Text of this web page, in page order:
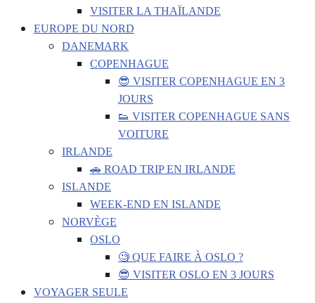
VISITER LA THAÏLANDE
EUROPE DU NORD
DANEMARK
COPENHAGUE
😎 VISITER COPENHAGUE EN 3
JOURS
👟 VISITER COPENHAGUE SANS
VOITURE
IRLANDE
🚗 ROAD TRIP EN IRLANDE
ISLANDE
WEEK-END EN ISLANDE
NORVÈGE
OSLO
🧐 QUE FAIRE À OSLO ?
😎 VISITER OSLO EN 3 JOURS
VOYAGER SEULE